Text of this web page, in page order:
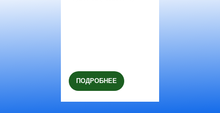
ПОДРОБНЕЕ